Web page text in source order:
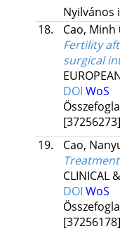
Nyilvános
18.
Cao,
Fertility
surgical
DOI WoS
[37256273]
19.
Cao,
CLINICAL
DOI WoS
[37256178]